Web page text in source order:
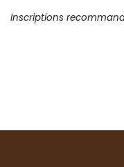
Inscriptions